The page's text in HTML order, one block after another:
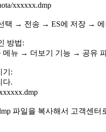
xxxxxx.dmp
택 → 전송 → ES에 저장 → 에
방법:
메뉴 → 더보기 기능 → 공유
기:
다.
파일을 복사해서 고객센터